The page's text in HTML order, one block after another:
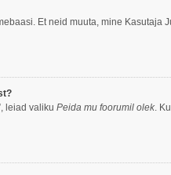
Et neid muuta, mine
leiad valiku Peida mu foorumil olek.